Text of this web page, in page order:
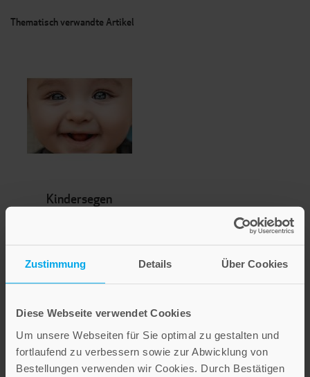
Zustimmung Details Über Cookies
Diese Webseite verwendet Cookies
Um unsere Webseiten für Sie optimal zu gestalten und
fortlaufend zu verbessern sowie zur Abwicklung von
Bestellungen verwenden wir Cookies. Durch Bestätigen
Thematisch verwandte Artikel
Kindersegen
Inkl. 19% MwSt.,exkl.Versandkosten